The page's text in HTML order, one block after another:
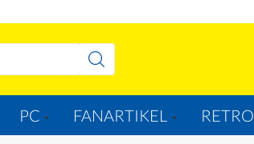
PC FANARTIKEL RETRO